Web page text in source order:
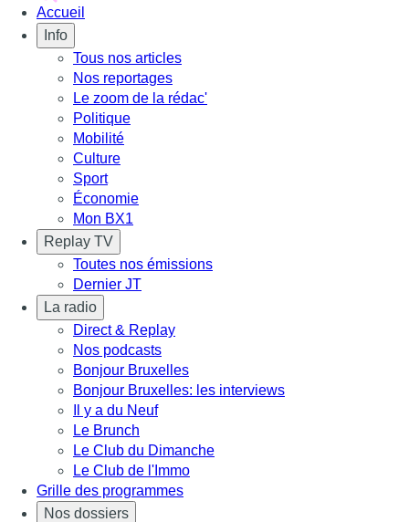
Accueil
Info
Tous nos articles
Nos reportages
Le zoom de la rédac'
Politique
Mobilité
Culture
Sport
Économie
Mon BX1
Replay TV
Toutes nos émissions
Dernier JT
La radio
Direct & Replay
Nos podcasts
Bonjour Bruxelles
Bonjour Bruxelles: les interviews
Il y a du Neuf
Le Brunch
Le Club du Dimanche
Le Club de l'Immo
Grille des programmes
Nos dossiers